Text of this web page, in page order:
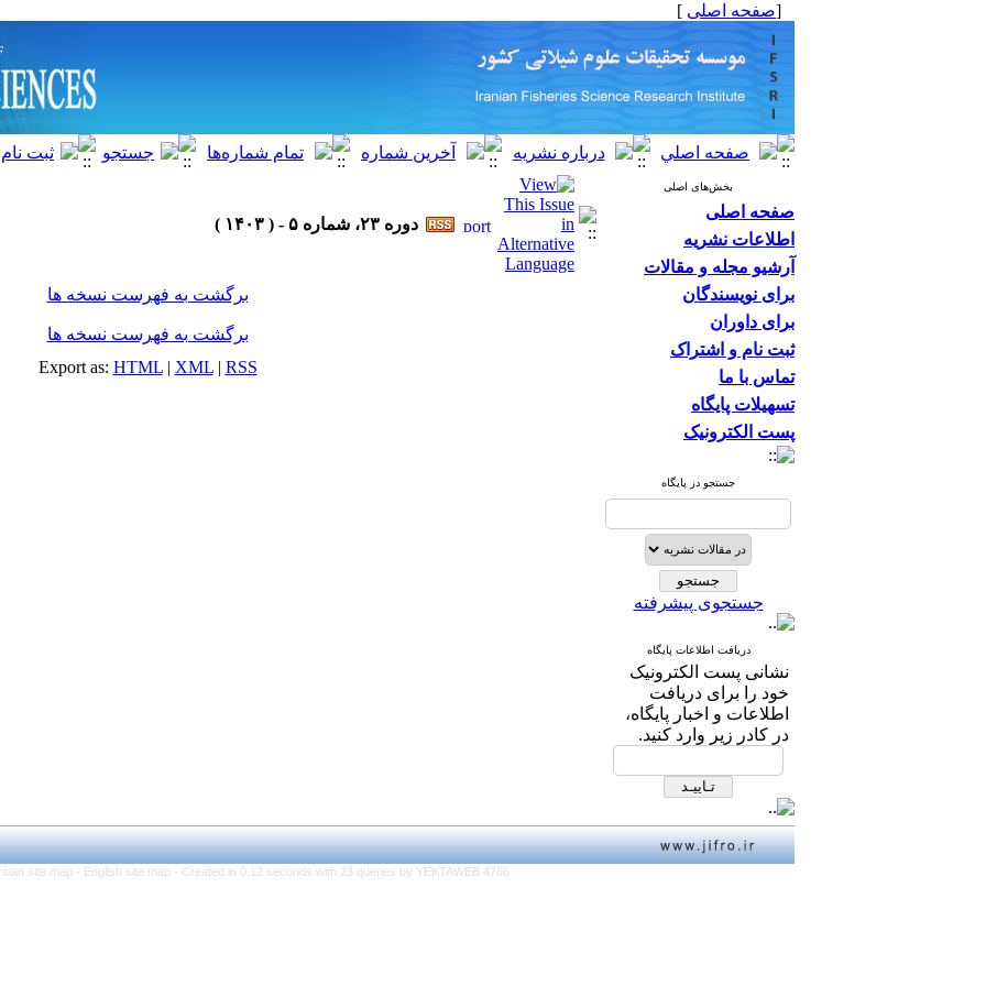
[صفحه اصلی ]
بخش‌های اصلی
صفحه اصلی
اطلاعات نشریه
آرشیو مجله و مقالات
برای نویسندگان
برای داوران
ثبت نام و اشتراک
تماس با ما
تسهیلات پایگاه
پست الکترونیک
جستجو در پایگاه
جستجوی پیشرفته
دریافت اطلاعات پایگاه
نشانی پست الکترونیک
خود را برای دریافت
اطلاعات و اخبار پایگاه،
در کادر زیر وارد کنید.
دوره ۲۳، شماره ۵ - ( ۱۴۰۳ )
برگشت به فهرست نسخه ها
برگشت به فهرست نسخه ها
Export as: HTML| XML| RSS
site map - English site map - Created in 0.12 seconds with 23 queries by YEKTAWEB 4766